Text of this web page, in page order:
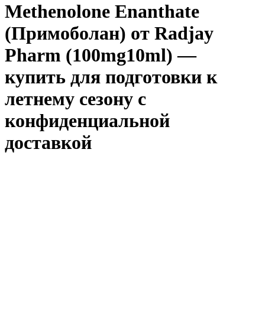
Methenolone Enanthate
(Примоболан) от Radjay
Pharm (100mg10ml) —
купить для подготовки к
летнему сезону с
конфиденциальной
доставкой